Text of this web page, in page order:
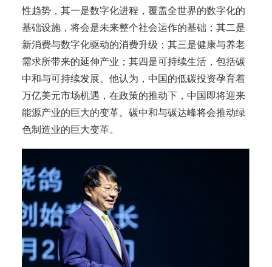
性趋势，其一是数字化进程，覆盖全世界的数字化的
基础设施，将会是未来整个社会运作的基础；其二是
新消费与数字化驱动的消费升级；其三是健康与养老
需求所带来的延伸产业；其四是可持续生活，包括碳
中和与可持续发展。他认为，中国的低碳投资孕育着
万亿美元市场机遇，在政策的推动下，中国即将迎来
能源产业的巨大的变革。碳中和与碳达峰将会推动绿
色制造业的巨大变革。